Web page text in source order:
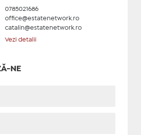
0785021686
office@estatenetwork.ro
catalin@estatenetwork.ro
Vezi detalii
NE